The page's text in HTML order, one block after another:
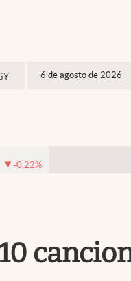
6 de agosto de 2026
-0.22%